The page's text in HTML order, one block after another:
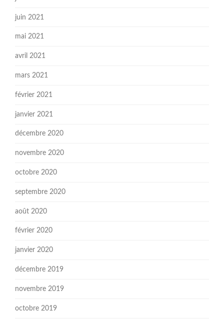
juin 2021
mai 2021
avril 2021
mars 2021
février 2021
janvier 2021
décembre 2020
novembre 2020
octobre 2020
septembre 2020
août 2020
février 2020
janvier 2020
décembre 2019
novembre 2019
octobre 2019